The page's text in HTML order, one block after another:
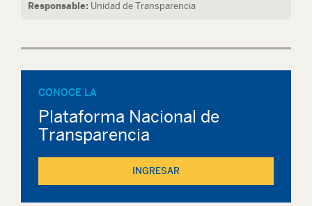
Responsable: Unidad de Transparencia
CONOCE LA
Plataforma Nacional de
Transparencia
INGRESAR